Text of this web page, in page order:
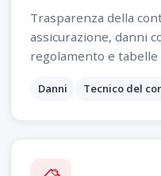
Trasparenza della
assicurazione, danni
regolamento e tabelle
Danni Tecnico del